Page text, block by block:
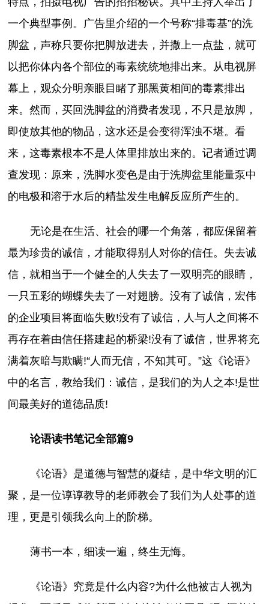
一个典型事例。广告里介绍的一个号称“排毒基”的洗
脚盆，声称只要你把脚放进去，并撒上一点盐，就可
以把你体内各个部位的毒素统统地排出来。从电视屏
幕上，观众分明亲眼目睹了那黑黄相间的毒素排出
来。然而，买回洗脚盆的消费者发现，不只是放脚，
即使放其他的物品，这水还是会变得浑浊不堪。看
来，这毒素根本不是人体里排放出来的。记者通过调
查发现：原来，洗脚水变色是由于洗脚盆里能量泵中
的电极和溶于水后的精盐发生电解反应所产生的。
无论是在生活、社会的哪一个角落，都应保留着
最为珍贵的诚信，才能取得别人对你的信任。失去诚
信，就相当于一个健全的人失去了一双明亮的眼睛，
一只五彩的蝴蝶失去了一对翅膀。没有了诚信，宏伟
的企业项目将面临失败!没有了诚信，人与人之间将不
再存在着由信任搭建起的桥梁!没有了诚信，世界将充
满着灰暗与欺瞒!“人而无信，不知其可。”这《论语》
中的名言，教给我们：诚信，是我们的为人之本!是世
间最美好的道德品质!
论语读书笔记全部篇9
《论语》是道德与智慧的凝结，是中华文明的汇
聚，是一位谆谆教导的老师教会了我们为人处事的道
理，更是引领我么向上的阶梯。
薄书一本，细读一遍，终生无悔。
《论语》究竟是什么内容?为什么他被古人视为